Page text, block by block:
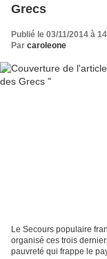
Grecs
Publié le 03/11/2014 à
Par caroleone
Le Secours populaire
organisé ces trois
pauvreté qui frappe le